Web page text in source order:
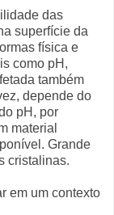
das
superfície da
física e
como pH,
também
depende do
pH, por
material
Grande
cristalinas.
em um contexto